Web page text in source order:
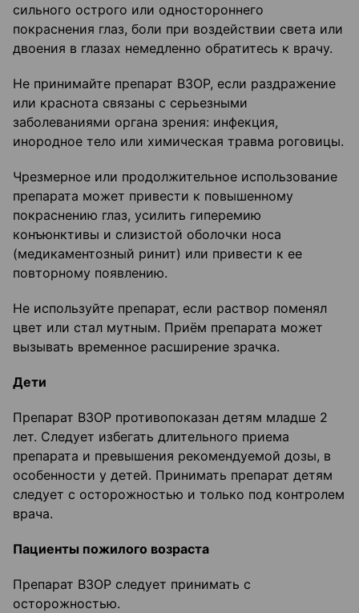
сильного острого или одностороннего
покраснения глаз, боли при воздействии света или
двоения в глазах немедленно обратитесь к врачу.
Не принимайте препарат ВЗОР, если раздражение
или краснота связаны с серьезными
заболеваниями органа зрения: инфекция,
инородное тело или химическая травма роговицы.
Чрезмерное или продолжительное использование
препарата может привести к повышенному
покраснению глаз, усилить гиперемию
конъюнктивы и слизистой оболочки носа
(медикаментозный ринит) или привести к ее
повторному появлению.
Не используйте препарат, если раствор поменял
цвет или стал мутным. Приём препарата может
вызывать временное расширение зрачка.
Дети
Препарат ВЗОР противопоказан детям младше 2
лет. Следует избегать длительного приема
препарата и превышения рекомендуемой дозы, в
особенности у детей. Принимать препарат детям
следует с осторожностью и только под контролем
врача.
Пациенты пожилого возраста
Препарат ВЗОР следует принимать с
осторожностью.